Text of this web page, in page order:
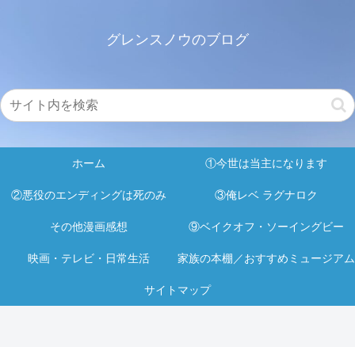
グレンスノウのブログ
ホーム ①今世は当主になります
②悪役のエンディングは死のみ ③俺レベ ラグナロク
その他漫画感想 ⑨ベイクオフ・ソーイングビー
映画・テレビ・日常生活 家族の本棚／おすすめミュージアム
サイトマップ